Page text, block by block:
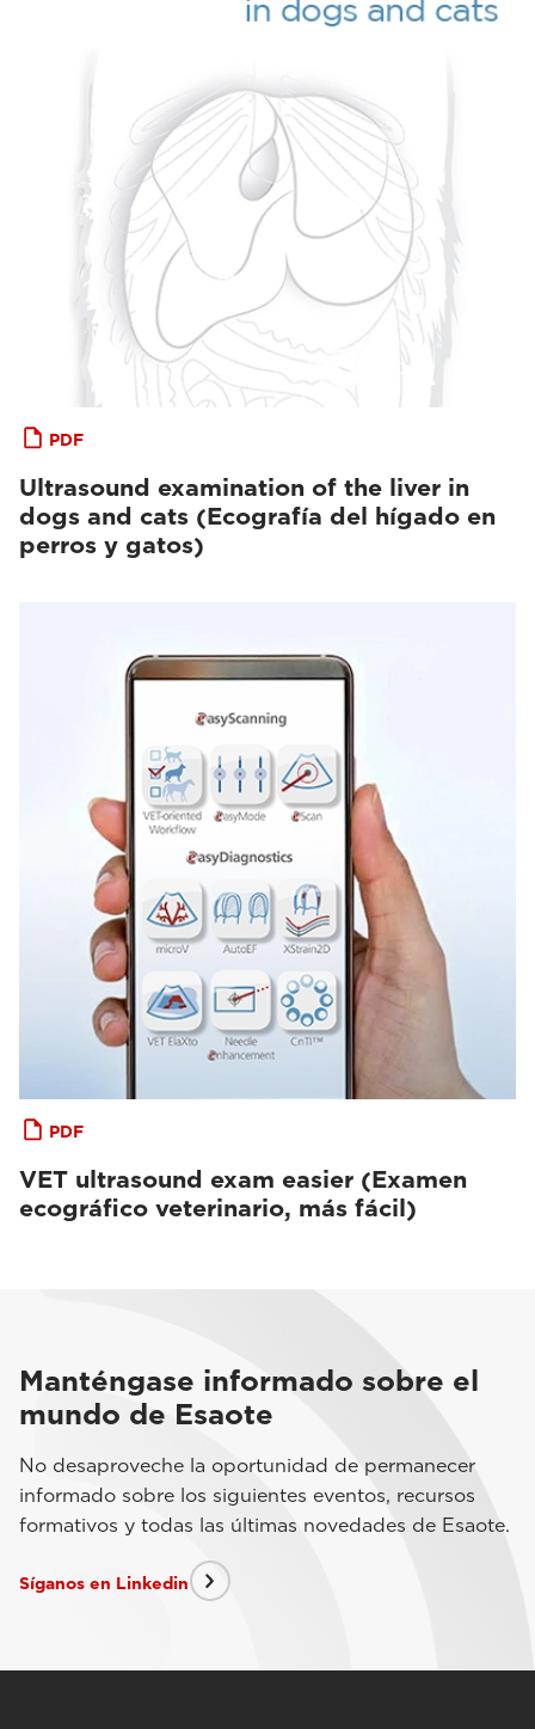
PDF
Ultrasound examination of the liver in
dogs and cats (Ecografía del hígado en
perros y gatos)
PDF
VET ultrasound exam easier (Examen
ecográfico veterinario, más fácil)
Manténgase informado sobre el
mundo de Esaote
No desaproveche la oportunidad de permanecer
informado sobre los siguientes eventos, recursos
formativos y todas las últimas novedades de Esaote.
Síganos en Linkedin